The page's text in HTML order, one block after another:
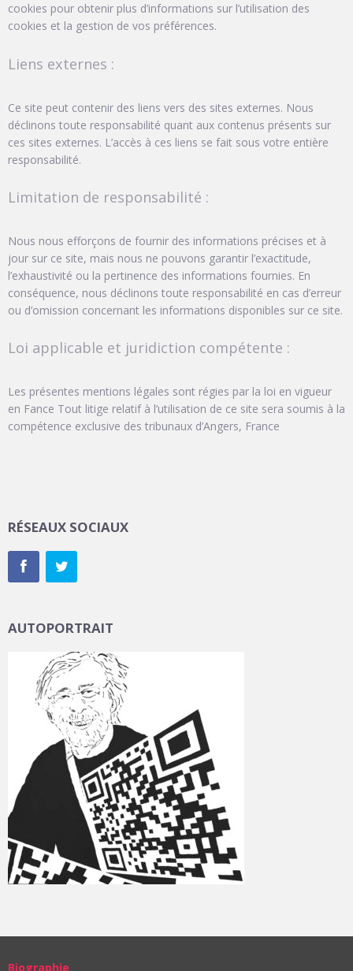
cookies pour obtenir plus d’informations sur l’utilisation des
cookies et la gestion de vos préférences.
Liens externes :
Ce site peut contenir des liens vers des sites externes. Nous
déclinons toute responsabilité quant aux contenus présents sur
ces sites externes. L’accès à ces liens se fait sous votre entière
responsabilité.
Limitation de responsabilité :
Nous nous efforçons de fournir des informations précises et à
jour sur ce site, mais nous ne pouvons garantir l’exactitude,
l’exhaustivité ou la pertinence des informations fournies. En
conséquence, nous déclinons toute responsabilité en cas d’erreur
ou d’omission concernant les informations disponibles sur ce site.
Loi applicable et juridiction compétente :
Les présentes mentions légales sont régies par la loi en vigueur
en Fance Tout litige relatif à l’utilisation de ce site sera soumis à la
compétence exclusive des tribunaux d’Angers, France
RÉSEAUX SOCIAUX
AUTOPORTRAIT
Biographie